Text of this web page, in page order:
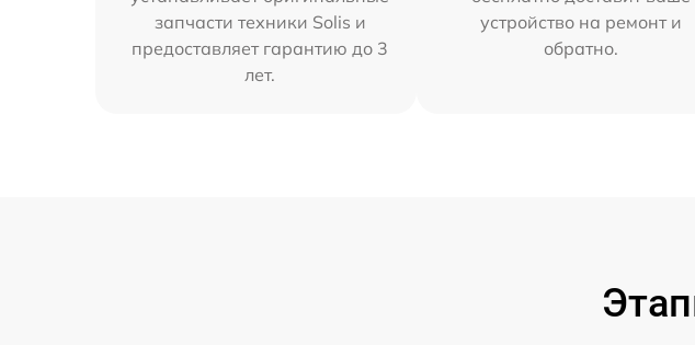
запчасти техники Solis и
предоставляет гарантию до 3
лет.
устройство на ремонт и
обратно.